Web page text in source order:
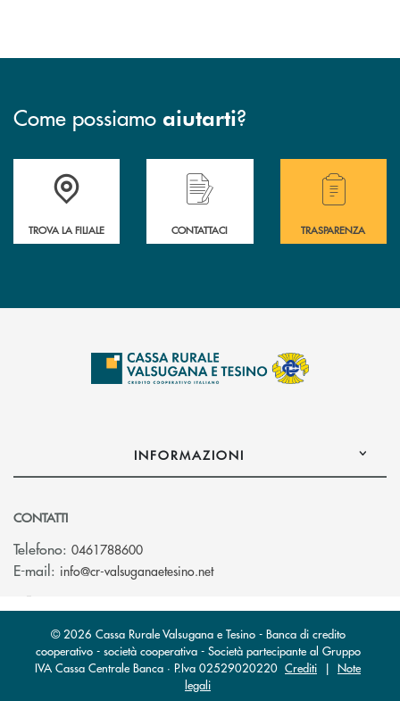
Come possiamo aiutarti?
Accedi all' elenco completo delle filiali .
TROVA LA FILIALE
Hai bisogno di assistenza immediata?
CONTATTACI
Hai bisogno di
TRASPARENZA
INFORMAZIONI
CONTATTI
Telefono: 0461788600
E-mail: info@cr-valsuganaetesino.net(si apre l’app di posta
© 2026 Cassa Rurale Valsugana e Tesino - Banca di credito
cooperativo - società cooperativa - Società partecipante al Gruppo
IVA Cassa Centrale Banca · P.Iva 02529020220 Crediti | Note
legali